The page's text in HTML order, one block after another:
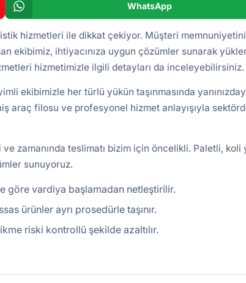
WhatsApp
hizmetleri ile dikkat çekiyor. Müşteri
ekibimiz, ihtiyacınıza uygun çözümler sunarak
hizmetimizle ilgili detayları da inceleyebilirsiniz.
ekibimizle her türlü yükün taşınmasında
araç filosu ve profesyonel hizmet anlayışıyla
zamanında teslimatı bizim için öncelikli. Paletli, koli
sunuyoruz.
göre vardiya başlamadan netleştirilir.
ürünler ayrı prosedürle taşınır.
riski kontrollü şekilde azaltılır.